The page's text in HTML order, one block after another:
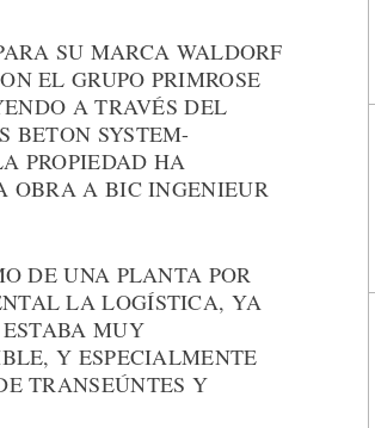
SU MARCA WALDORF
EL GRUPO PRIMROSE
A TRAVÉS DEL
BETON SYSTEM-
PROPIEDAD HA
OBRA A BIC INGENIEUR
DE UNA PLANTA POR
LA LOGÍSTICA, YA
MUY
Y ESPECIALMENTE
TRANSEÚNTES Y